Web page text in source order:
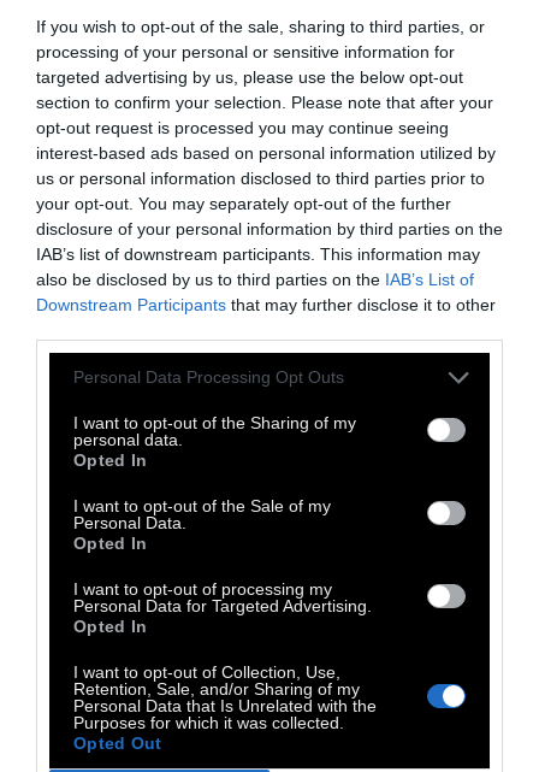
If you wish to opt-out of the sale, sharing to third parties, or
processing of your personal or sensitive information for
targeted advertising by us, please use the below opt-out
section to confirm your selection. Please note that after your
opt-out request is processed you may continue seeing
interest-based ads based on personal information utilized by
us or personal information disclosed to third parties prior to
your opt-out. You may separately opt-out of the further
disclosure of your personal information by third parties on the
IAB’s list of downstream participants. This information may
also be disclosed by us to third parties on the IAB’s List of
Downstream Participants that may further disclose it to other
Personal Data Processing Opt Outs
I want to opt-out of the Sharing of my
personal data.
Opted In
I want to opt-out of the Sale of my
Personal Data.
Opted In
I want to opt-out of processing my
Personal Data for Targeted Advertising.
Opted In
I want to opt-out of Collection, Use,
Retention, Sale, and/or Sharing of my
Personal Data that Is Unrelated with the
Purposes for which it was collected.
Opted Out